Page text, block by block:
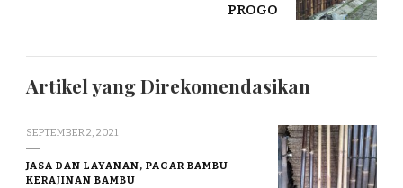
PROGO
Artikel yang Direkomendasikan
SEPTEMBER 2, 2021
JASA DAN LAYANAN, PAGAR BAMBU
KERAJINAN BAMBU